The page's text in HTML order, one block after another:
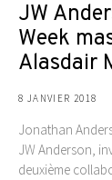
JW
Week
Alasdair
8 JANVIER 2018
Jonathan
JW Anderson,
deuxième